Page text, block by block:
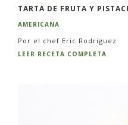
TARTA DE FRUTA Y
AMERICANA
Por el chef Eric Rodriguez
LEER RECETA COMPLETA